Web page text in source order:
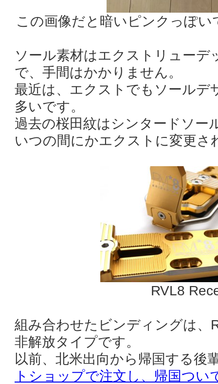
この画像だと暗いピンクっぽ
ソール素材はエクストリューデ
で、手間はかかりません。
最近は、エクストでもソールデ
多いです。
過去の桜田紋はシンタードソー
いつの間にかエクストに変更さ
RVL8
組み合わせたビンディングは、
非解放タイプです。
以前、北米出向から帰国する後
トショップで注文し、帰国つ